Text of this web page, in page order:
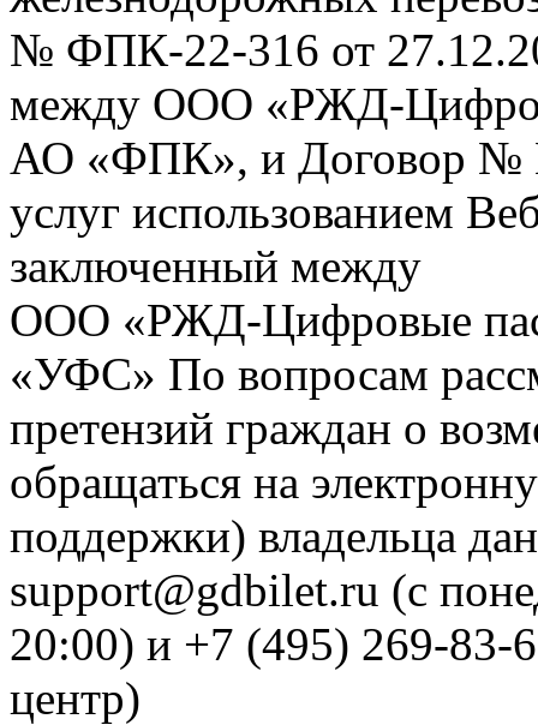
№ ФПК-22-316 от
между ООО «РЖД-
АО «ФПК», и Договор №
услуг использованием
заключенный между
ООО «РЖД-Цифровые
«УФС» По вопросам
претензий граждан о
обращаться на
поддержки) владельца
support@gdbilet.ru (с
20:00) и +7 (495) 269-83-
центр)